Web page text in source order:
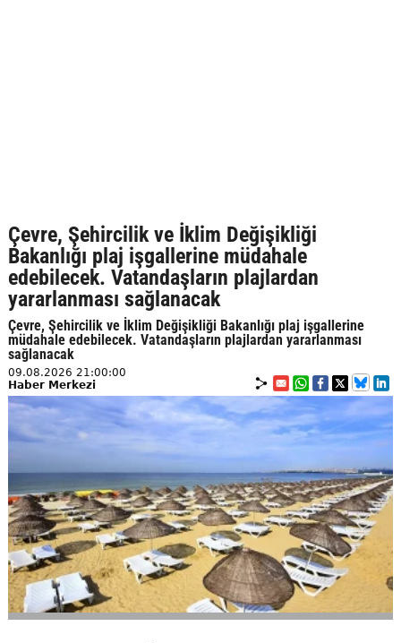
Çevre, Şehircilik ve İklim Değişikliği
Bakanlığı plaj işgallerine müdahale
edebilecek. Vatandaşların plajlardan
yararlanması sağlanacak
Çevre, Şehircilik ve İklim Değişikliği Bakanlığı plaj işgallerine
müdahale edebilecek. Vatandaşların plajlardan yararlanması
sağlanacak
09.08.2026 21:00:00
Haber Merkezi